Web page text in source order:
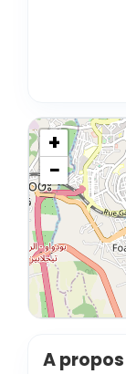
+
−
A propos